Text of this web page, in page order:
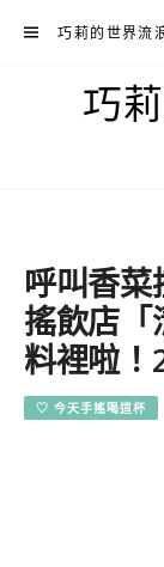
巧莉的世界流
巧
呼叫香
搖飲店「
料裡啦
♡ 今天手搖喝這杯